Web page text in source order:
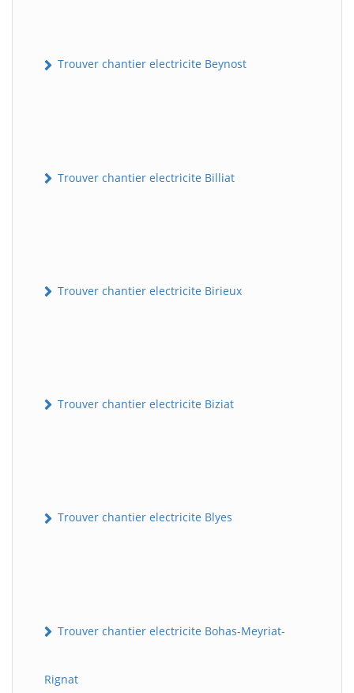
Trouver chantier electricite Beynost
Trouver chantier electricite Billiat
Trouver chantier electricite Birieux
Trouver chantier electricite Biziat
Trouver chantier electricite Blyes
Trouver chantier electricite Bohas-Meyriat-
Rignat